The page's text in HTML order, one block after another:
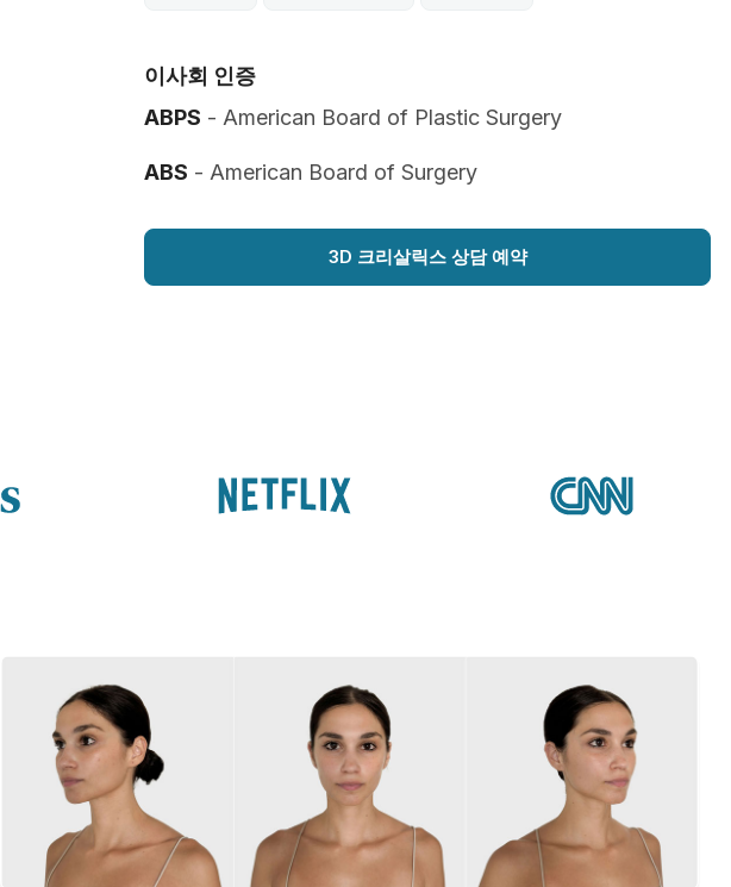
이사회 인증
ABPS - American Board of Plastic Surgery
ABS - American Board of Surgery
3D 크리살릭스 상담 예약